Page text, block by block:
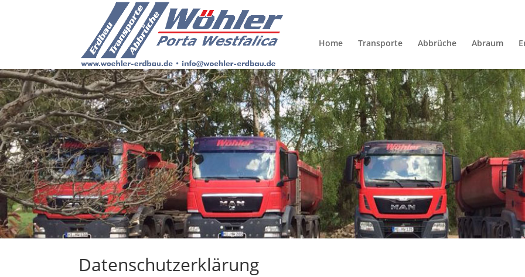
Home Transporte Abbrüche Abraum
Datenschutzerklärung